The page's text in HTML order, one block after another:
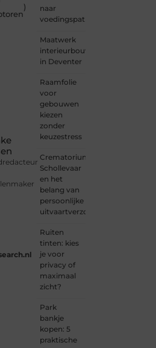
)
naar
voedingspatroon
Maatwerk
interieurbouw
in Deventer
Raamfolie
voor
gebouwen
kiezen
zonder
keuzestress
Crematorium
Schollevaar
en het
belang van
persoonlijke
uitvaartverzorging
Ruiten
tinten: kies
je voor
privacy of
maximaal
zicht?
Park
bankje
kopen: 5
praktische